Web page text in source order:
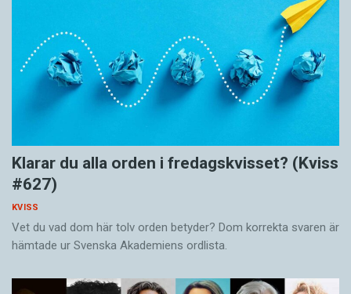
Klarar du alla orden i fredagskvisset? (Kviss
#627)
KVISS
Vet du vad dom här tolv orden betyder? Dom korrekta svaren är
hämtade ur Svenska Akademiens ordlista.